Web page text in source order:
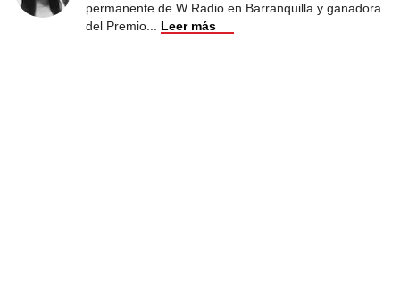
permanente de W Radio en Barranquilla y ganadora
del Premio
Leer más